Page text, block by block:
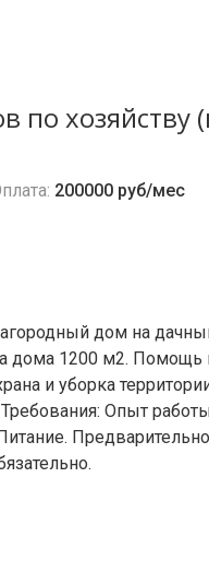
хозяйству
200000 руб/мес
дом на
дома 1200 м2.
и уборка
Опыт